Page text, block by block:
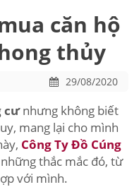
căn hộ
thủy
29/08/2020
cưnhưng không biết
mang lại cho mình
Công Ty Đồ Cúng
thắc mắc đó, từ
với mình.